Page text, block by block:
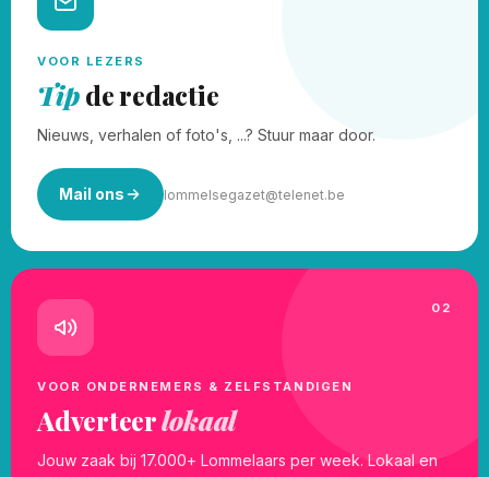
VOOR LEZERS
Tipde redactie
Nieuws, verhalen of foto's, ...? Stuur maar door.
Mail ons lommelsegazet@telenet.be
02
VOOR ONDERNEMERS & ZELFSTANDIGEN
Adverteerlokaal
Jouw zaak bij 17.000+ Lommelaars per week. Lokaal en